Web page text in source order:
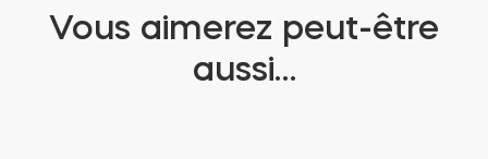
Vous aimerez peut-être
aussi…